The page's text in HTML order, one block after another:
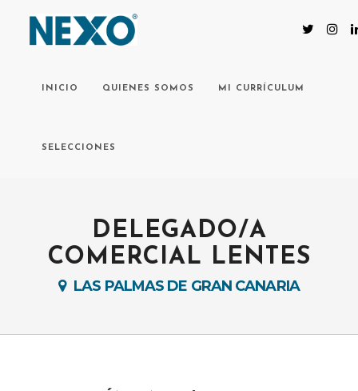
INICIO QUIENES SOMOS MI CURRÍCULUM
SELECCIONES
DELEGADO/A
COMERCIAL LENTES
LAS PALMAS DE GRAN CANARIA